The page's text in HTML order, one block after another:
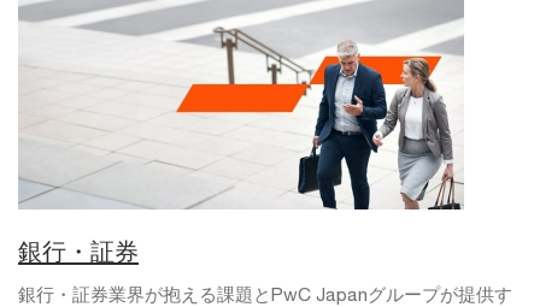
銀行・証券
銀行・証券業界が抱える課題とPwC Japanグループが提供す